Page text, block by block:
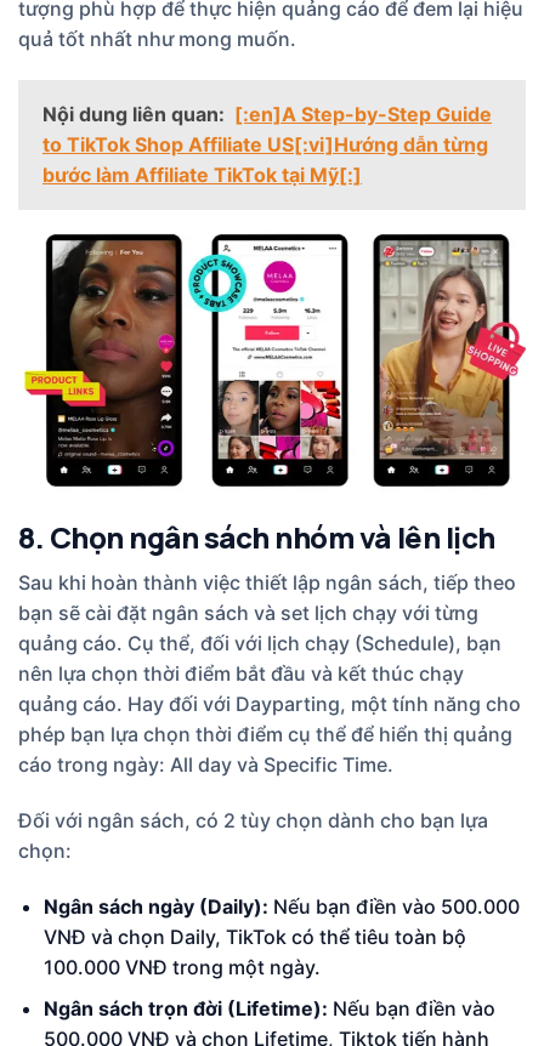
tượng phù hợp để thực hiện quảng cáo để đem lại hiệu
quả tốt nhất như mong muốn.
Nội dung liên quan: [:en]A Step-by-Step Guide
to TikTok Shop Affiliate US[:vi]Hướng dẫn từng
bước làm Affiliate TikTok tại Mỹ[:]
8. Chọn ngân sách nhóm và lên lịch
Sau khi hoàn thành việc thiết lập ngân sách, tiếp theo
bạn sẽ cài đặt ngân sách và set lịch chạy với từng
quảng cáo. Cụ thể, đối với lịch chạy (Schedule), bạn
nên lựa chọn thời điểm bắt đầu và kết thúc chạy
quảng cáo. Hay đối với Dayparting, một tính năng cho
phép bạn lựa chọn thời điểm cụ thể để hiển thị quảng
cáo trong ngày: All day và Specific Time.
Đối với ngân sách, có 2 tùy chọn dành cho bạn lựa
chọn:
Ngân sách ngày (Daily): Nếu bạn điền vào 500.000
VNĐ và chọn Daily, TikTok có thể tiêu toàn bộ
100.000 VNĐ trong một ngày.
Ngân sách trọn đời (Lifetime): Nếu bạn điền vào
500.000 VNĐ và chọn Lifetime, Tiktok tiến hành